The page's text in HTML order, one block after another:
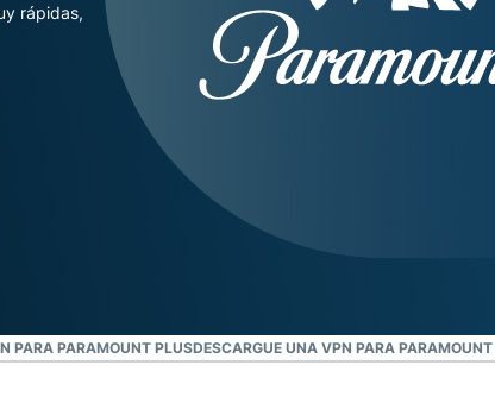
rápidas,
PARA PARAMOUNT PLUSDESCARGUE UNA VPN PARA PARAMOUNT